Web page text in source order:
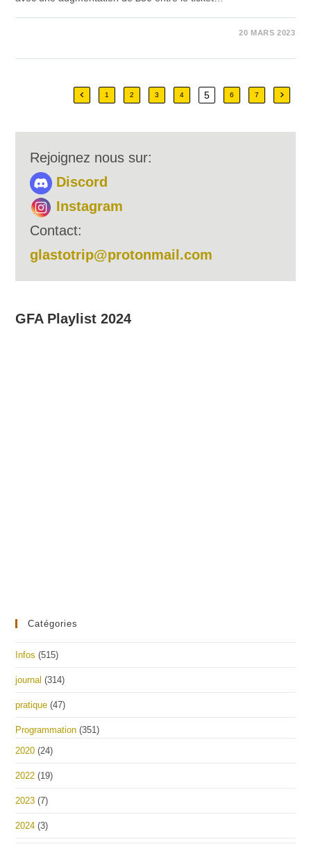
LE
TICKET
20 MARS 2023
Go to the previous page
1 2 3 4 5 6 7 Aller à
Rejoignez nous sur:
Discord
Instagram
Contact:
glastotrip@protonmail.com
GFA Playlist 2024
Catégories
Infos (515)
journal (314)
pratique (47)
Programmation (351)
2020 (24)
2022 (19)
2023 (7)
2024 (3)